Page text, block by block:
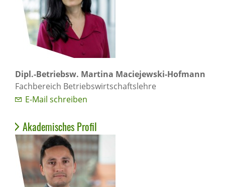
Dipl.-Betriebsw. Martina Maciejewski-Hofmann
Fachbereich Betriebswirtschaftslehre
E-Mail schreiben
Akademisches Profil